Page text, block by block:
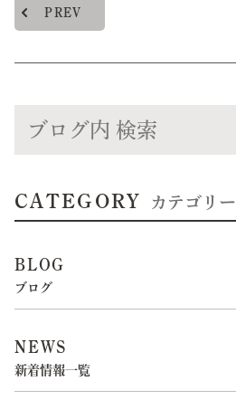
PREV
CATEGORY カテゴリー
BLOG
ブログ
NEWS
新着情報一覧